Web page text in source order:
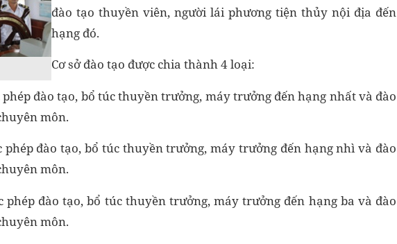
đào tạo thuyền viên, người lái phương tiện thủy nội địa đến
hạng đó.
Cơ sở đào tạo được chia thành 4 loại:
phép đào tạo, bổ túc thuyền trưởng, máy trưởng đến hạng nhất và đào
môn.
phép đào tạo, bổ túc thuyền trưởng, máy trưởng đến hạng nhì và đào
môn.
phép đào tạo, bổ túc thuyền trưởng, máy trưởng đến hạng ba và đào
môn.